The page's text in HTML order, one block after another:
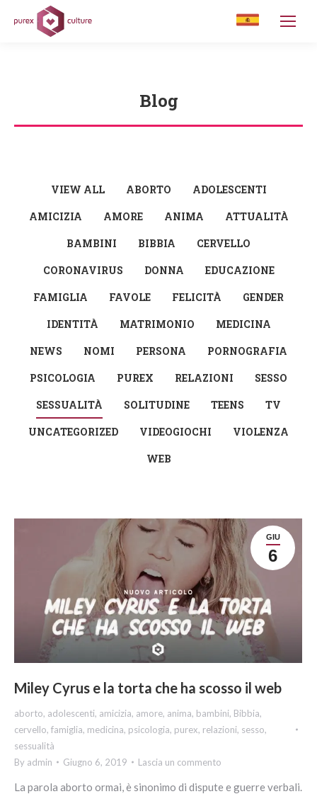
Blog
You are here:
VIEW ALL ABORTO
ADOLESCENTI
AMICIZIA
AMORE ANIMA
ATTUALITÀ
BAMBINI
BIBBIA
CERVELLO
CORONAVIRUS
DONNA
EDUCAZIONE
FAMIGLIA
FAVOLE FELICITÀ
GENDER
IDENTITÀ
MATRIMONIO
MEDICINA
NEWS
NOMI PERSONA
PORNOGRAFIA
PSICOLOGIA
PUREX RELAZIONI
SESSO
SESSUALITÀ
SOLITUDINE TEENS
TV
UNCATEGORIZED
VIDEOGIOCHI
VIOLENZA
WEB
GIU
6
Miley Cyrus e la torta che ha scosso il web
aborto, adolescenti, amicizia, amore, anima, bambini, Bibbia,
cervello, famiglia, medicina, psicologia, purex, relazioni, sesso,
sessualità
By admin Giugno 6, 2019 Lascia un commento
La parola aborto ormai, è sinonimo di dispute e guerre verbali.